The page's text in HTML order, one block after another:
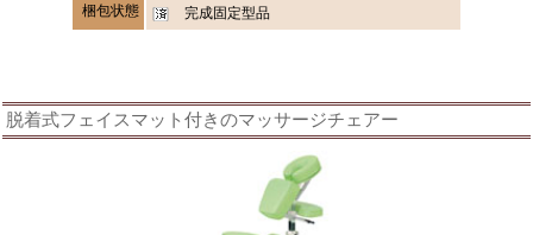
梱包状態
完成固定型品
脱着式フェイスマット付きのマッサージチェアー